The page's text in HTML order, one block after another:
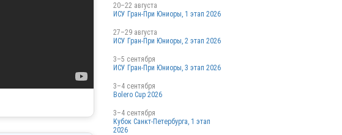
20–22 августа
ИСУ Гран-При Юниоры, 1 этап 2026
27–29 августа
ИСУ Гран-При Юниоры, 2 этап 2026
3–5 сентября
ИСУ Гран-При Юниоры, 3 этап 2026
3–4 сентября
Bolero Cup 2026
3–4 сентября
Кубок Санкт-Петербурга, 1 этап
2026